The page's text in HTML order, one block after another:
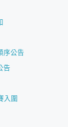
序公告
告
入圍